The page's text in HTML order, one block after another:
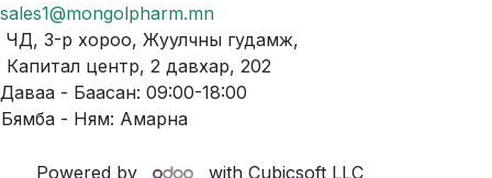
sales1@mongolpharm.mn
3-р хороо, Жуулчны гудамж,
центр, 2 давхар, 202
- Баасан: 09:00-18:00
- Ням: Амарна
Powered by with Cubicsoft LLC